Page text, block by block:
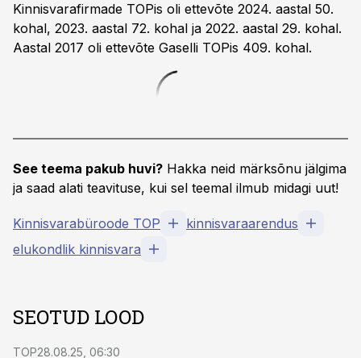
Kinnisvarafirmade TOPis oli ettevõte 2024. aastal 50.
kohal, 2023. aastal 72. kohal ja 2022. aastal 29. kohal.
Aastal 2017 oli ettevõte Gaselli TOPis 409. kohal.
See teema pakub huvi? Hakka neid märksõnu jälgima
ja saad alati teavituse, kui sel teemal ilmub midagi uut!
Kinnisvarabüroode TOP
kinnisvaraarendus
elukondlik kinnisvara
SEOTUD LOOD
TOP28.08.25, 06:30